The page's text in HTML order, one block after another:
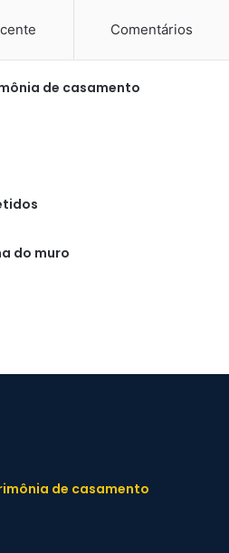
Comentários
de casamento
do muro
de casamento